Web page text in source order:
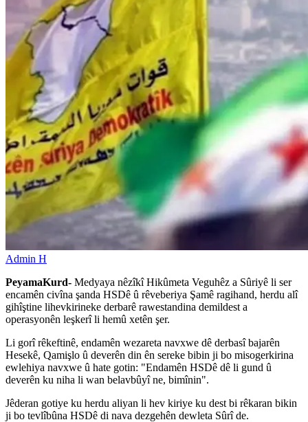
Admin H
PeyamaKurd- Medyaya nêzîkî Hikûmeta Veguhêz a Sûriyê li ser
encamên civîna şanda HSDê û rêveberiya Şamê ragihand, herdu alî
gihîştine lihevkirineke derbarê rawestandina demildest a
operasyonên leşkerî li hemû xetên şer.
Li gorî rêkeftinê, endamên wezareta navxwe dê derbasî bajarên
Hesekê, Qamişlo û deverên din ên sereke bibin ji bo misogerkirina
ewlehiya navxwe û hate gotin: "Endamên HSDê dê li gund û
deverên ku niha li wan belavbûyî ne, bimînin".
Jêderan gotiye ku herdu aliyan li hev kiriye ku dest bi rêkaran bikin
ji bo tevlîbûna HSDê di nava dezgehên dewleta Sûrî de.